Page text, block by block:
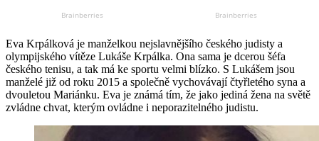
Eva Krpálková je manželkou nejslavnějšího českého judisty a
olympijského vítěze Lukáše Krpálka. Ona sama je dcerou šéfa
českého tenisu, a tak má ke sportu velmi blízko. S Lukášem jsou
manželé již od roku 2015 a společně vychovávají čtyřletého syna a
dvouletou Mariánku. Eva je známá tím, že jako jediná žena na světě
zvládne chvat, kterým ovládne i neporazitelného judistu.